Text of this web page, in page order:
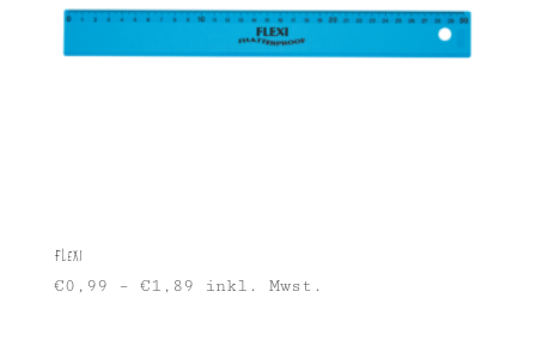
Flexi
€0,99 – €1,89 inkl. Mwst.